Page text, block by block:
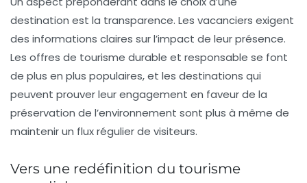
destination est la transparence. Les vacanciers exigent
des informations claires sur l’impact de leur présence.
Les offres de tourisme durable et responsable se font
de plus en plus populaires, et les destinations qui
peuvent prouver leur engagement en faveur de la
préservation de l’environnement sont plus à même de
maintenir un flux régulier de visiteurs.
Vers une redéfinition du tourisme